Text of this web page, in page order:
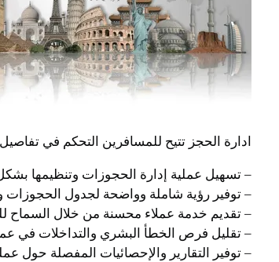
ادارة الحجز تتيح للمسافرين التحكم في
– تسهيل عملية إدارة الحجوزات وتنظيمها
– توفير رؤية شاملة وواضحة لجدول
– تقديم خدمة عملاء محسنة من خلال السماح
– تقليل فرص الخطأ البشري والتداخلات في
– توفير التقارير والإحصائيات المفصلة حول